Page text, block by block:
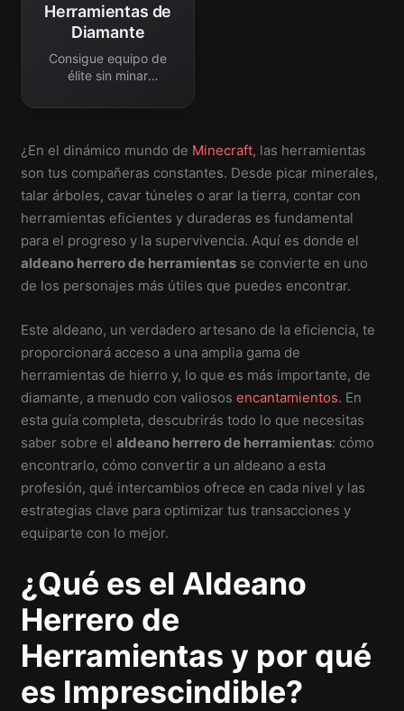
Herramientas de
Diamante
Consigue equipo de
élite sin minar
¿En el dinámico mundo de Minecraft, las herramientas
son tus compañeras constantes. Desde picar minerales,
talar árboles, cavar túneles o arar la tierra, contar con
herramientas eficientes y duraderas es fundamental
para el progreso y la supervivencia. Aquí es donde el
aldeano herrero de herramientas se convierte en uno
de los personajes más útiles que puedes encontrar.
Este aldeano, un verdadero artesano de la eficiencia, te
proporcionará acceso a una amplia gama de
herramientas de hierro y, lo que es más importante, de
diamante, a menudo con valiososencantamientos. En
esta guía completa, descubrirás todo lo que necesitas
saber sobre elaldeano herrero de herramientas: cómo
encontrarlo, cómo convertir a un aldeano a esta
profesión, qué intercambios ofrece en cada nivel y las
estrategias clave para optimizar tus transacciones y
equiparte con lo mejor.
¿Qué es el Aldeano
Herrero de
Herramientas y por qué
es Imprescindible?